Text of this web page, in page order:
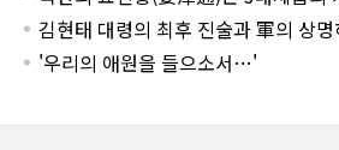
김현태 대령의 최후 진술과 軍의 상
'우리의 애원을 들으소서…'